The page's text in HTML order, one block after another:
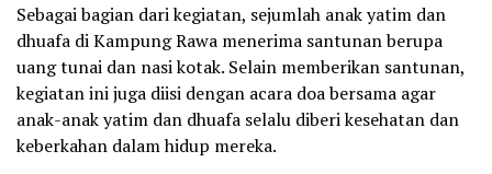
Sebagai bagian dari kegiatan, sejumlah anak yatim dan
dhuafa di Kampung Rawa menerima santunan berupa
uang tunai dan nasi kotak. Selain memberikan santunan,
kegiatan ini juga diisi dengan acara doa bersama agar
anak-anak yatim dan dhuafa selalu diberi kesehatan dan
keberkahan dalam hidup mereka.